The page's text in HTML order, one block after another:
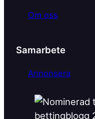
Om oss
Samarbete
Annonsera